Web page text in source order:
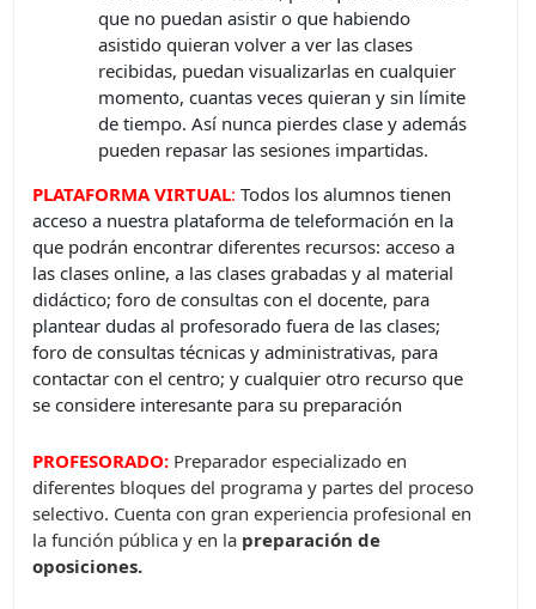
que no puedan asistir o que habiendo
asistido quieran volver a ver las clases
recibidas, puedan visualizarlas en cualquier
momento, cuantas veces quieran y sin límite
de tiempo. Así nunca pierdes clase y además
pueden repasar las sesiones impartidas.
PLATAFORMA VIRTUAL:Todos los alumnos tienen
acceso a nuestra plataforma de teleformación en la
que podrán encontrar diferentes recursos: acceso a
las clases online, a las clases grabadas y al material
didáctico; foro de consultas con el docente, para
plantear dudas al profesorado fuera de las clases;
foro de consultas técnicas y administrativas, para
contactar con el centro; y cualquier otro recurso que
se considere interesante para su preparación
PROFESORADO: Preparador especializado en
diferentes bloques del programa y partes del proceso
selectivo. Cuenta con gran experiencia profesional en
la función pública y en la preparación de
oposiciones.